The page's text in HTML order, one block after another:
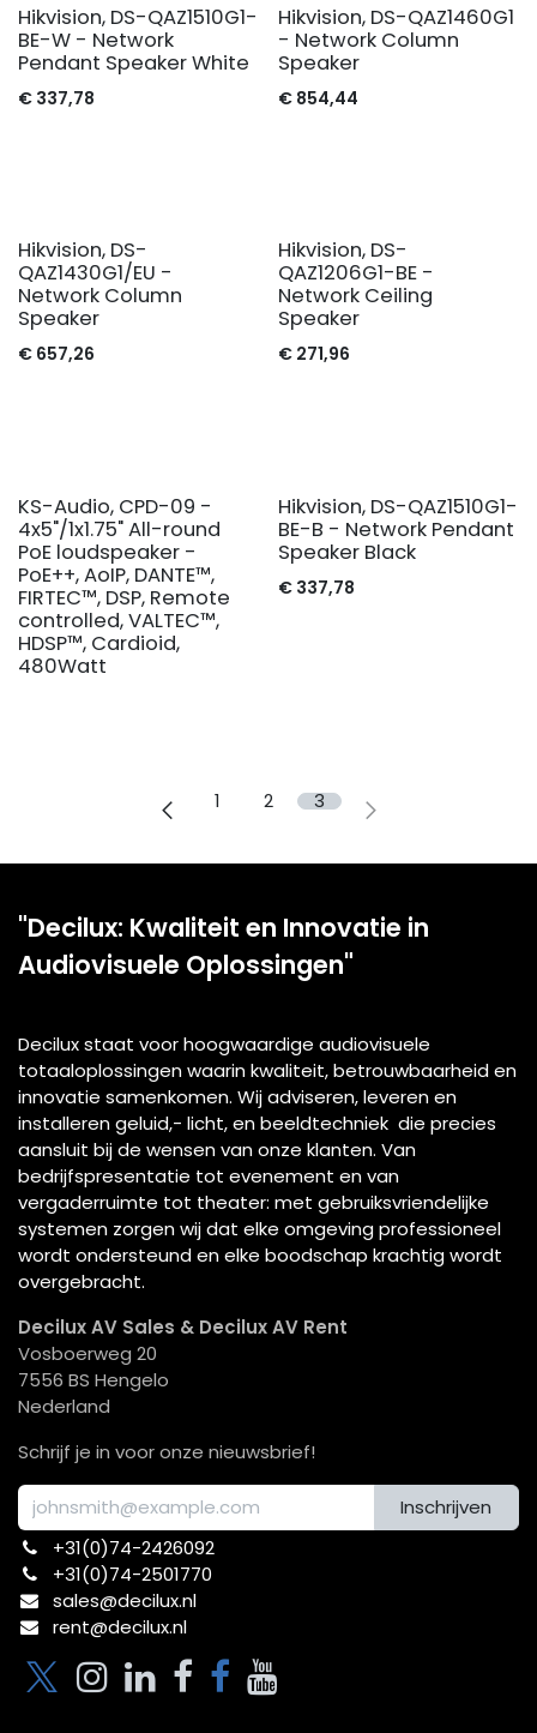
Hikvision, DS-QAZ1510G1-
BE-W - Network
Pendant Speaker White
€ 337,78
Hikvision, DS-QAZ1460G1
- Network Column
Speaker
€ 854,44
Hikvision, DS-
QAZ1430G1/EU -
Network Column
Speaker
€ 657,26
Hikvision, DS-
QAZ1206G1-BE -
Network Ceiling
Speaker
€ 271,96
KS-Audio, CPD-09 -
4x5"/1x1.75" All-round
PoE loudspeaker -
PoE++, AoIP, DANTE™,
FIRTEC™, DSP, Remote
controlled, VALTEC™,
HDSP™, Cardioid,
480Watt
Hikvision, DS-QAZ1510G1-
BE-B - Network Pendant
Speaker Black
€ 337,78
1 2 3
"Decilux: Kwaliteit en Innovatie in
Audiovisuele Oplossingen"
Decilux staat voor hoogwaardige audiovisuele
totaaloplossingen waarin kwaliteit, betrouwbaarheid en
innovatie samenkomen. Wij adviseren, leveren en
installeren geluid,- licht, en beeldtechniek die precies
aansluit bij de wensen van onze klanten. Van
bedrijfspresentatie tot evenement en van
vergaderruimte tot theater: met gebruiksvriendelijke
systemen zorgen wij dat elke omgeving professioneel
wordt ondersteund en elke boodschap krachtig wordt
overgebracht.
Decilux AV Sales & Decilux AV Rent
Vosboerweg 20
7556 BS Hengelo
Nederland
Schrijf je in voor onze nieuwsbrief!
Inschrijven
+31(0)74-2426092​
+31(0)74-2501770
sales@decilux.nl
rent@decilux.nl